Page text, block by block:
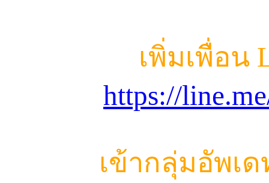
เพิ่มเพื่อน
https://
เข้ากลุ่มอัพเ